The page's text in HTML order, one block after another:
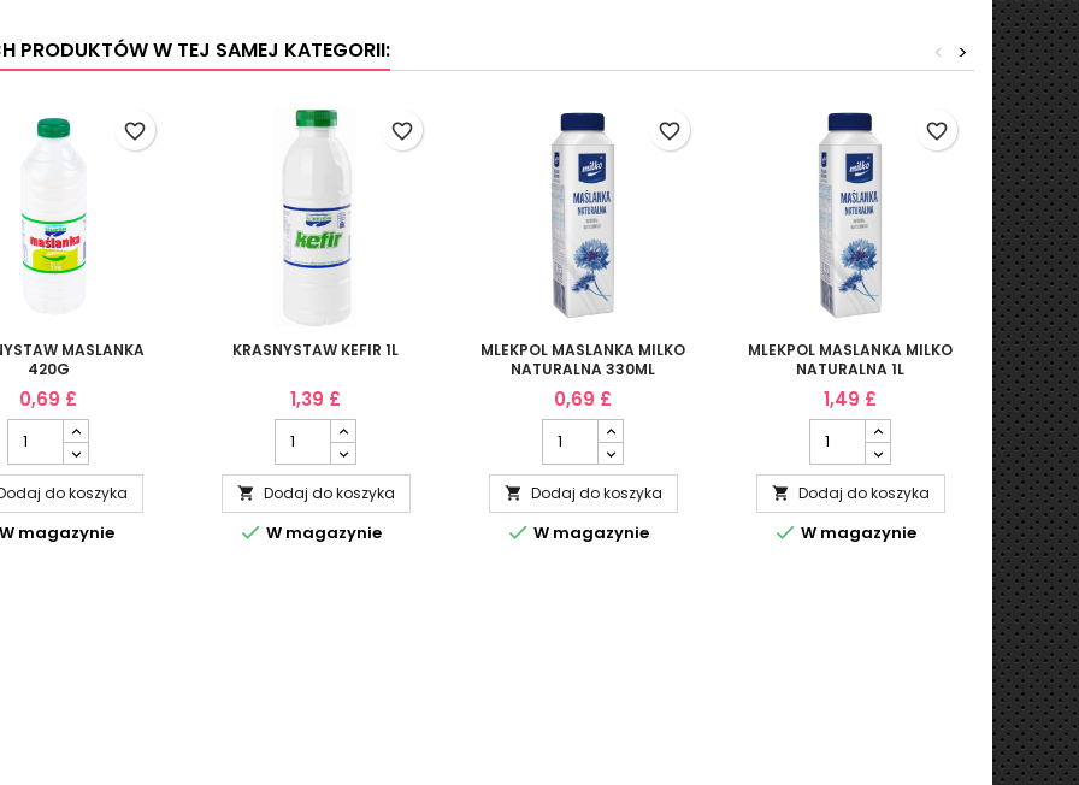
PRODUKTÓW W TEJ SAMEJ KATEGORII: >
<
MASLANKA
420G
0,69 £
do koszyka
W magazynie
favorite_border
KRASNYSTAW KEFIR 1L
1,39 £
 Dodaj do koszyka
 W magazynie
favorite_border
MLEKPOL MASLANKA MILKO
NATURALNA 330ML
0,69 £
 Dodaj do koszyka
 W magazynie
favorite_border
MLEKPOL MASLANKA MILKO
NATURALNA 1L
1,49 £
 Dodaj do koszyka
 W magazynie
favorite_border

